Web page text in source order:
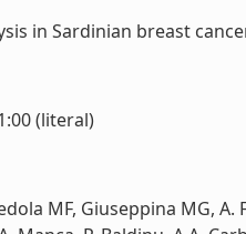
in Sardinian breast
(literal)
MF, Giuseppina MG, A.